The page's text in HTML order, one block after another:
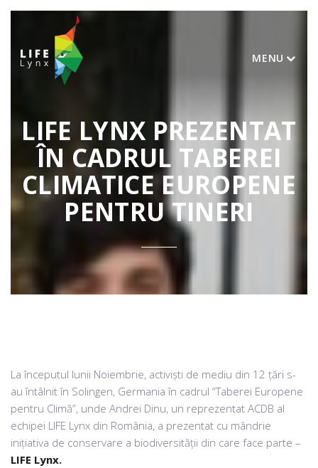
MENU
LIFE LYNX PREZENTAT
ÎN CADRUL TABEREI
CLIMATICE EUROPENE
PENTRU TINERI
La începutul lunii Noiembrie, activiști de mediu din 12 țări s-
au întâlnit în Solingen, Germania în cadrul “Taberei Europene
pentru Climă”, unde Andrei Dinu, un reprezentat ACDB al
echipei LIFE Lynx din România, a prezentat cu mândrie
inițiativa de conservare a biodiversității din care face parte –
LIFE Lynx.